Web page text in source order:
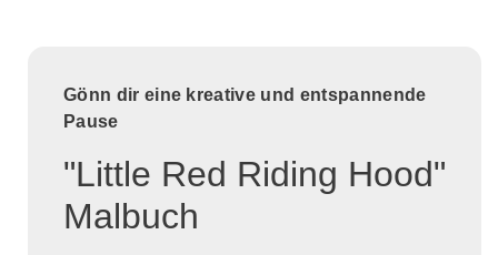
Gönn dir eine kreative und entspannende
Pause
"Little Red Riding Hood"
Malbuch